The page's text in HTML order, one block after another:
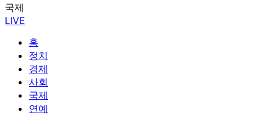
국제
LIVE
홈
정치
경제
사회
국제
연예